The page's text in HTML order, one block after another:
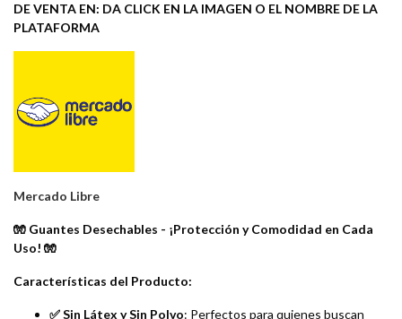
DE VENTA EN: DA CLICK EN LA IMAGEN O EL NOMBRE DE LA
PLATAFORMA
Mercado Libre
🧤 Guantes Desechables - ¡Protección y Comodidad en Cada
Uso! 🧤
Características del Producto:
✅ Sin Látex y Sin Polvo: Perfectos para quienes buscan